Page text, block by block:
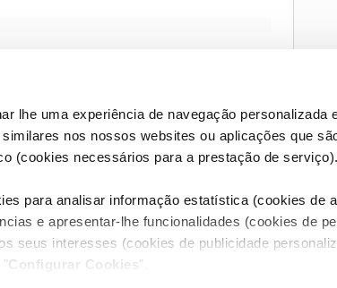
lhe uma experiência de navegação personalizada
nos nossos websites ou aplicações que
(cookies necessários para a prestação de serviço).
para analisar informação estatística (cookies de
e apresentar-lhe funcionalidades (cookies de
seus interesses (cookies de publicidade
Configurar Cookies ".
do Fórum NOS Accessibility statement